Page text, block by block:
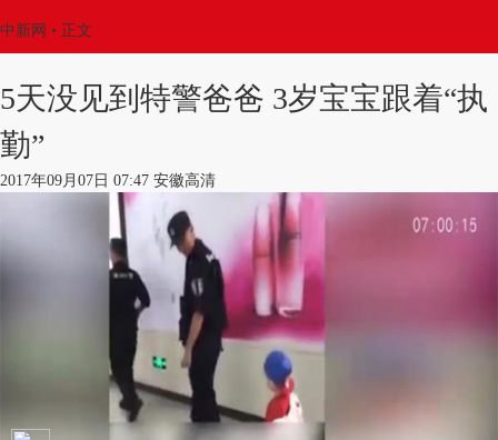
中新网 • 正文
5天没见到特警爸爸 3岁宝宝跟着“执
勤”
2017年09月07日 07:47 安徽高清